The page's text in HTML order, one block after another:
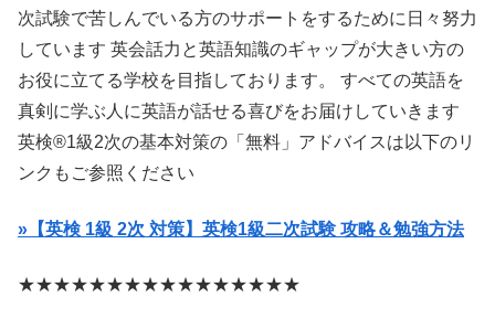
次試験で苦しんでいる方のサポートをするために日々努力
しています 英会話力と英語知識のギャップが大きい方の
お役に立てる学校を目指しております。 すべての英語を
真剣に学ぶ人に英語が話せる喜びをお届けしていきます
英検®1級2次の基本対策の「無料」アドバイスは以下のリ
ンクもご参照ください
»【英検 1級 2次 対策】英検1級二次試験 攻略＆勉強方法
★★★★★★★★★★★★★★★★